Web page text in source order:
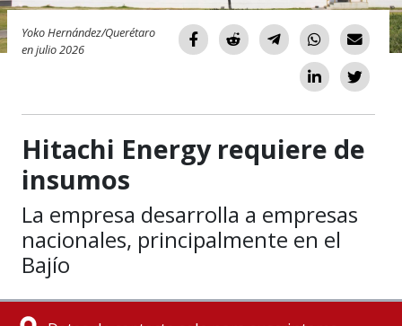
Yoko Hernández/Querétaro
en julio 2026
Hitachi Energy requiere de
insumos
La empresa desarrolla a empresas
nacionales, principalmente en el
Bajío